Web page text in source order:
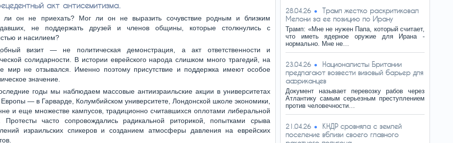
акт антисемитизма.
ли он не приехать? Мог ли он не выразить сочувствие родным и близким
не поддержать друзей и членов общины, которые столкнулись с
и насилием?
визит — не политическая демонстрация, а акт ответственности и
солидарности. В истории еврейского народа слишком много трагедий, на
мир не отзывался. Именно поэтому присутствие и поддержка имеют особое
значение.
годы мы наблюдаем массовые антиизраильские акции в университетах
— в Гарварде, Колумбийском университете, Лондонской школе экономики,
и еще множестве кампусов, традиционно считавшихся оплотами либеральной
Протесты часто сопровождались радикальной риторикой, попытками срыва
израильских спикеров и созданием атмосферы давления на еврейских
28.04.26
Трамп жестко раскритиковал
Мелони за ее позицию по Ирану
Трамп: «Мне не нужен Папа, который считает,
что иметь ядерное оружие для Ирана -
нормально. Мне не…
23.04.26
Националисты Британии
предлагают возвести визовый барьер для
африканцев
Документ называет перевозку рабов через
Атлантику самым серьезным преступлением
против человечности…
21.04.26
КНДР сровняла с землей
поселение вблизи своего главного